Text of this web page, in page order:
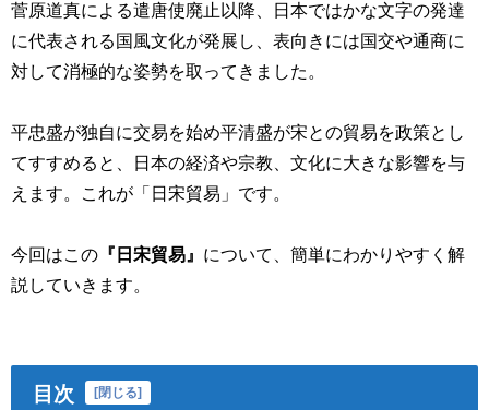
菅原道真による遣唐使廃止以降、日本ではかな文字の発達
に代表される国風文化が発展し、表向きには国交や通商に
対して消極的な姿勢を取ってきました。
平忠盛が独自に交易を始め平清盛が宋との貿易を政策とし
てすすめると、日本の経済や宗教、文化に大きな影響を与
えます。これが「日宋貿易」です。
今回はこの 『日宋貿易』 について、簡単にわかりやすく解
説していきます。
目次 [閉じる]